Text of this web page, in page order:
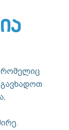
რომელიც